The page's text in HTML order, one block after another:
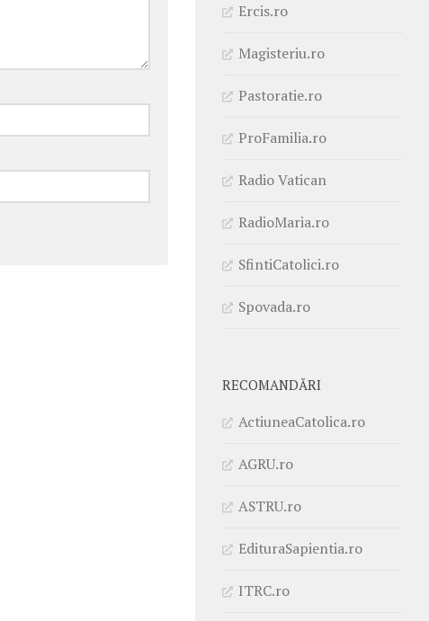
Ercis.ro
Magisteriu.ro
Pastoratie.ro
ProFamilia.ro
Radio Vatican
RadioMaria.ro
SfintiCatolici.ro
Spovada.ro
RECOMANDĂRI
ActiuneaCatolica.ro
AGRU.ro
ASTRU.ro
EdituraSapientia.ro
ITRC.ro